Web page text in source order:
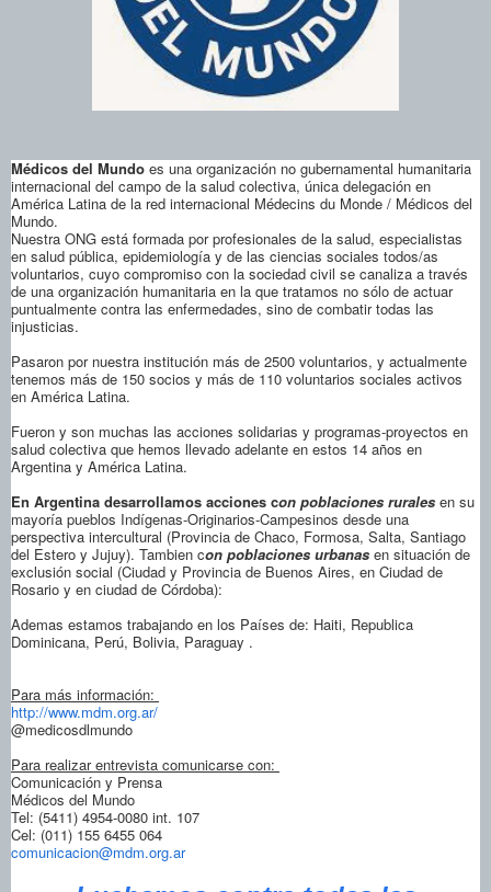
Médicos del Mundo es una organización no gubernamental humanita­ria
internacional del campo de la salud colectiva, única delegación en
América La­tina de la red internacional Médecins du Monde / Mé­dicos del
Mundo.
Nuestra ONG está formada por profesionales de la salud, especialistas
en salud pública, epidemiología y de las ciencias sociales todos/as
voluntarios, cuyo compromiso con la sociedad civil se canaliza a través
de una organización humanitaria en la que tratamos no sólo de actuar
puntualmente contra las enfermedades, sino de combatir todas las
injusticias.
Pasaron por nuestra institución más de 2500 voluntarios, y actualmente
tenemos más de 150 socios y más de 110 voluntarios sociales activos
en América Latina.
Fueron y son muchas las acciones solidarias y programas-proyectos en
salud colectiva que hemos llevado adelante en estos 14 años en
Argentina y América Latina.
En Argentina desarrollamos acciones con poblaciones rurales en su
mayoría pueblos Indígenas-Originarios-Campesinos desde una
perspectiva intercultural (Provincia de Chaco, Formosa, Salta, Santiago
del Estero y Jujuy). Tambien con poblaciones urbanas en situación de
exclu­sión social (Ciudad y Provincia de Buenos Aires, en Ciudad de
Rosario y en ciudad de Córdoba):
Ademas estamos trabajando en los Países de: Haiti, Republica
Dominicana, Perú, Bolivia, Paraguay .
Para más información:
http://www.mdm.org.ar/
@medicosdlmundo
Para realizar entrevista comunicarse con:
Comunicación y Prensa
Médicos del Mundo
Tel: (5411) 4954-0080 int. 107
Cel: (011) 155 6455 064
comunicacion@mdm.org.ar